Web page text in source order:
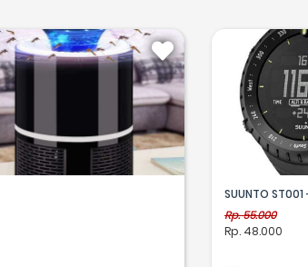
SUUNTO
Rp. 55.000
Rp. 48.000